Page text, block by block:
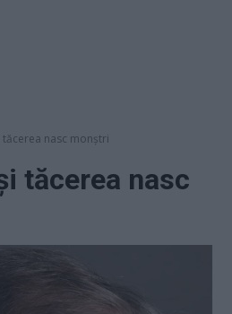
nasc monștri
tăcerea nasc